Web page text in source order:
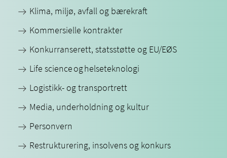
Klima, miljø, avfall og bærekraft
Kommersielle kontrakter
Konkurranserett, statsstøtte og EU/EØS
Life science og helseteknologi
Logistikk- og transportrett
Media, underholdning og kultur
Personvern
Restrukturering, insolvens og konkurs